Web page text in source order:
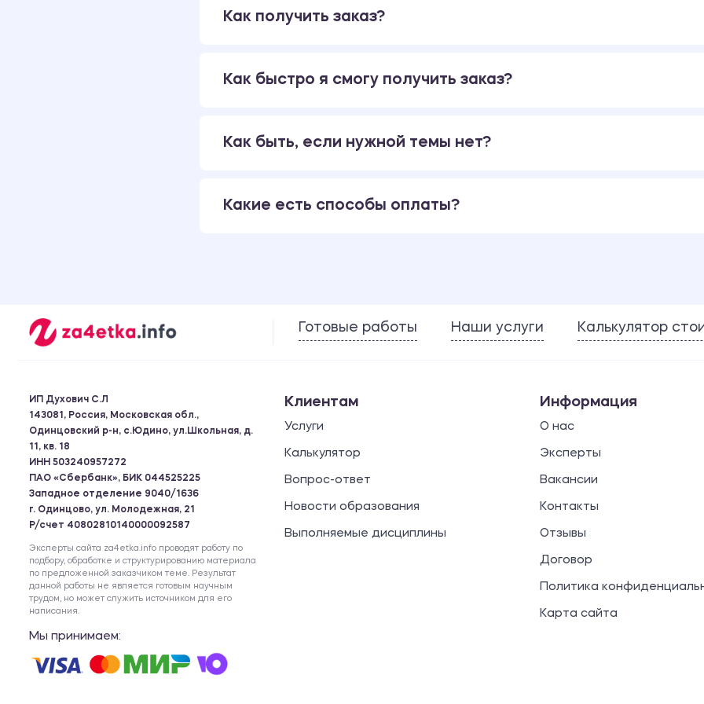
Как получить заказ?
Как быстро я смогу получить заказ?
Как быть, если нужной темы нет?
Какие есть способы оплаты?
Готовые работы Наши услуги Калькулятор
ИП Духович С.Л
143081, Россия, Московская обл.,
Одинцовский р-н, с.Юдино, ул.Школьная, д.
11, кв. 18
ИНН 503240957272
ПАО «Сбербанк», БИК 044525225
Западное отделение 9040/1636
г. Одинцово, ул. Молодежная, 21
Р/счет 40802810140000092587
Эксперты сайта za4etka.info проводят работу по
подбору, обработке и структурированию материала
по предложенной заказчиком теме. Результат
данной работы не является готовым научным
трудом, но может служить источником для его
написания.
Мы принимаем:
Клиентам
Услуги
Калькулятор
Вопрос-ответ
Новости образования
Выполняемые дисциплины
Информация
О нас
Эксперты
Вакансии
Контакты
Отзывы
Договор
Политика
Карта сайта